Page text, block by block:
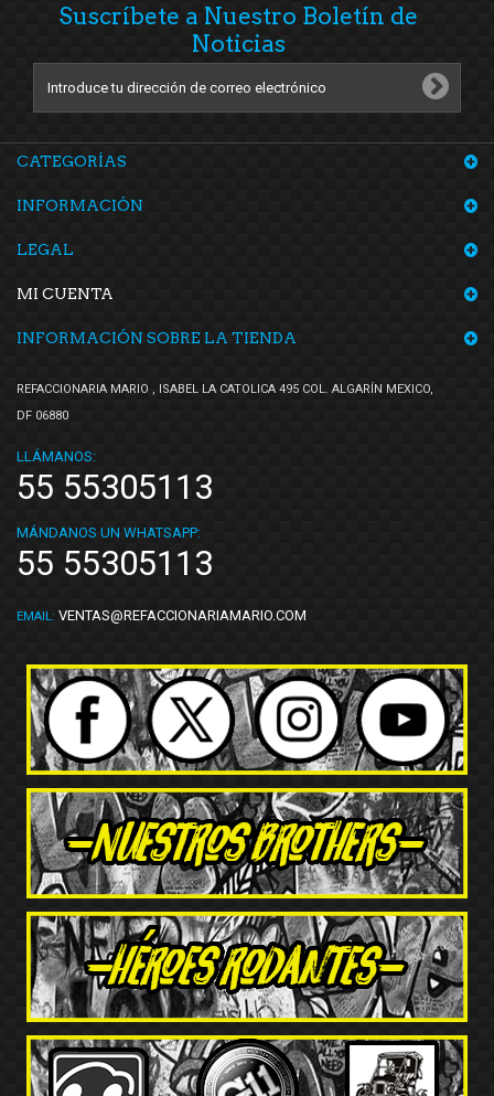
Suscríbete a Nuestro Boletín de
Noticias
CATEGORÍAS
INFORMACIÓN
LEGAL
MI CUENTA
INFORMACIÓN SOBRE LA TIENDA
REFACCIONARIA MARIO , ISABEL LA CATOLICA 495 COL. ALGARÍN MEXICO,
DF 06880
LLÁMANOS:
55 55305113
MÁNDANOS UN WHATSAPP:
55 55305113
EMAIL: VENTAS@REFACCIONARIAMARIO.COM